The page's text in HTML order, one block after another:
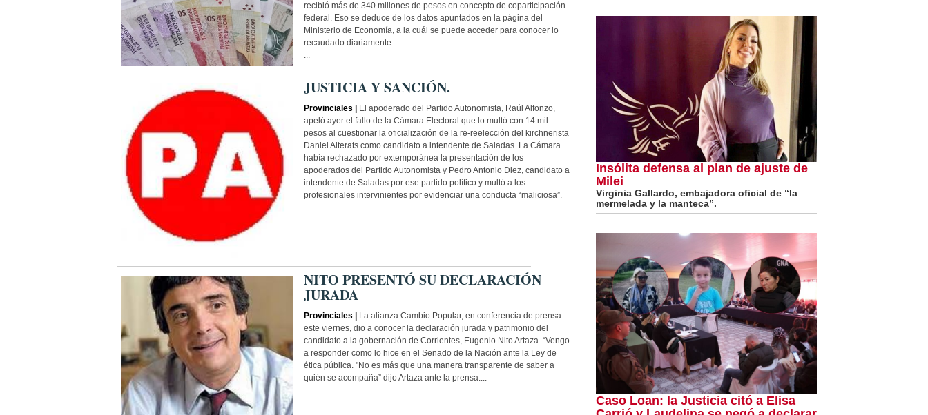
recibió más de 340 millones de pesos en concepto de coparticipación
federal. Eso se deduce de los datos apuntados en la página del
Ministerio de Economía, a la cuál se puede acceder para conocer lo
recaudado diariamente.
...
JUSTICIA Y SANCIÓN.
Provinciales |
El apoderado del Partido Autonomista, Raúl Alfonzo,
apeló ayer el fallo de la Cámara Electoral que lo multó con 14 mil
pesos al cuestionar la oficialización de la re-reelección del kirchnerista
Daniel Alterats como candidato a intendente de Saladas. La Cámara
había rechazado por extemporánea la presentación de los
apoderados del Partido Autonomista y Pedro Antonio Diez, candidato a
intendente de Saladas por ese partido político y multó a los
profesionales intervinientes por evidenciar una conducta “maliciosa”.
...
NITO PRESENTÓ SU DECLARACIÓN
JURADA
Provinciales |
La alianza Cambio Popular, en conferencia de prensa
este viernes, dio a conocer la declaración jurada y patrimonio del
candidato a la gobernación de Corrientes, Eugenio Nito Artaza. “Vengo
a responder como lo hice en el Senado de la Nación ante la Ley de
ética pública. "No es más que una manera transparente de saber a
quién se acompaña” dijo Artaza ante la prensa....
Insólita defensa al plan de ajuste de
Milei
Virginia Gallardo, embajadora oficial de “la
mermelada y la manteca”.
Caso Loan: la Justicia citó a Elisa